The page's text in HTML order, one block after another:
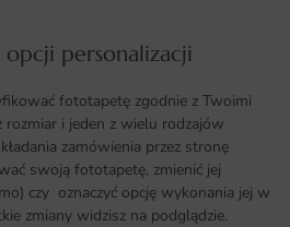
personalizacji
fototapetę zgodnie z Twoimi
rozmiar i jeden z wielu rodzajów
zamówienia przez stronę
swoją fototapetę, zmienić jej
czy oznaczyć opcję wykonania jej w
zmiany widzisz na podglądzie.